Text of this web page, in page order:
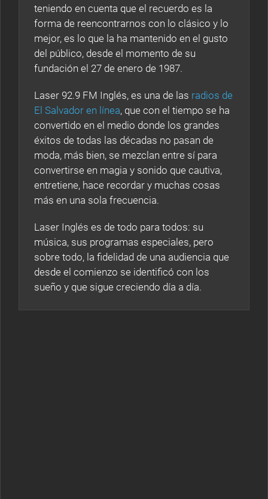
teniendo en cuenta que el recuerdo es la
forma de reencontrarnos con lo clásico y lo
mejor, es lo que la ha mantenido en el gusto
del público, desde el momento de su
fundación el 27 de enero de 1987.
Laser 92.9 FM Inglés, es una de las radios de
El Salvador en línea, que con el tiempo se ha
convertido en el medio donde los grandes
éxitos de todas las décadas no pasan de
moda, más bien, se mezclan entre sí para
convertirse en magia y sonido que cautiva,
entretiene, hace recordar y muchas cosas
más en una sola frecuencia.
Laser Inglés es de todo para todos: su
música, sus programas especiales, pero
sobre todo, la fidelidad de una audiencia que
desde el comienzo se identificó con los
sueño y que sigue creciendo día a día.